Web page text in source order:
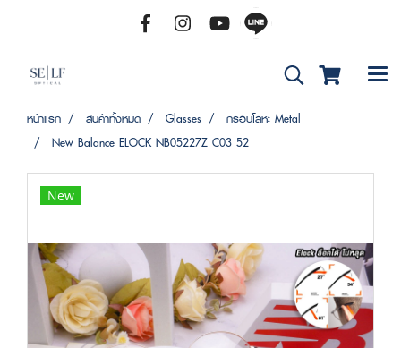
หน้าแรก สินค้าทั้งหมด Glasses
กรอบโลหะ Metal
New Balance ELOCK NB05227Z C03 52
New